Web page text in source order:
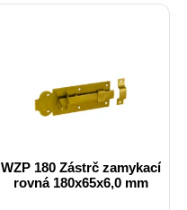
WZP 180 Zástrč zamykací
rovná 180x65x6,0 mm